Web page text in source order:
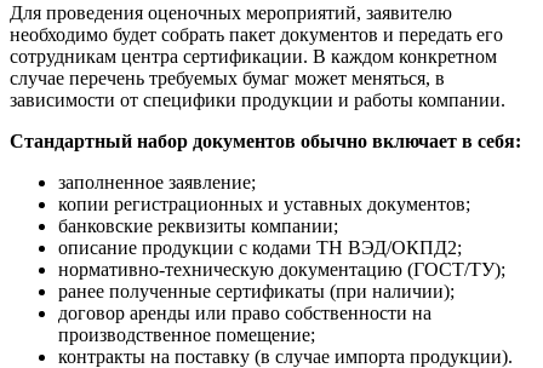
Для проведения оценочных мероприятий, заявителю
необходимо будет собрать пакет документов и передать его
сотрудникам центра сертификации. В каждом конкретном
случае перечень требуемых бумаг может меняться, в
зависимости от специфики продукции и работы компании.
Стандартный набор документов обычно включает в себя:
заполненное заявление;
копии регистрационных и уставных документов;
банковские реквизиты компании;
описание продукции с кодами ТН ВЭД/ОКПД2;
нормативно-техническую документацию (ГОСТ/ТУ);
ранее полученные сертификаты (при наличии);
договор аренды или право собственности на
производственное помещение;
контракты на поставку (в случае импорта продукции).